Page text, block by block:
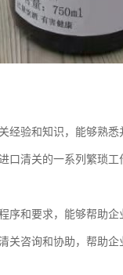
验和知识，能够熟悉
口清关的一系列繁琐
和要求，能够帮助
关咨询和协助，帮助